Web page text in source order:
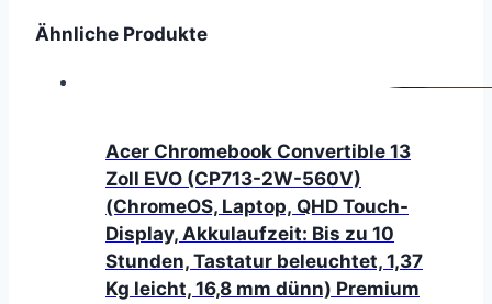
Ähnliche Produkte
Acer Chromebook Convertible 13
Zoll EVO (CP713-2W-560V)
(ChromeOS, Laptop, QHD Touch-
Display, Akkulaufzeit: Bis zu 10
Stunden, Tastatur beleuchtet, 1,37
Kg leicht, 16,8 mm dünn) Premium